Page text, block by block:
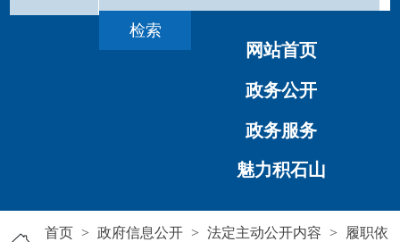
网站首页
政务公开
政务服务
魅力积石山
首页 > 政府信息公开 > 法定主动公开内容 >
履职依